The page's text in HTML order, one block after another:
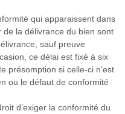
qui apparaissent dans
la délivrance du bien sont
sauf preuve
ce délai est fixé à six
présomption si celle-ci n’est
ou le défaut de conformité
d’exiger la conformité du